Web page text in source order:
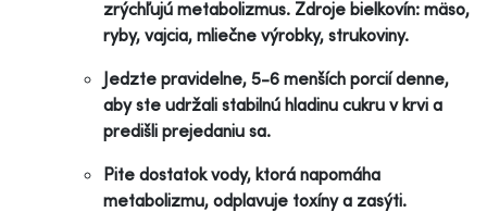
zrýchľujú metabolizmus. Zdroje bielkovín: mäso,
ryby, vajcia, mliečne výrobky, strukoviny.
Jedzte pravidelne, 5-6 menších porcií denne,
aby ste udržali stabilnú hladinu cukru v krvi a
predišli prejedaniu sa.
Pite dostatok vody, ktorá napomáha
metabolizmu, odplavuje toxíny a zasýti.